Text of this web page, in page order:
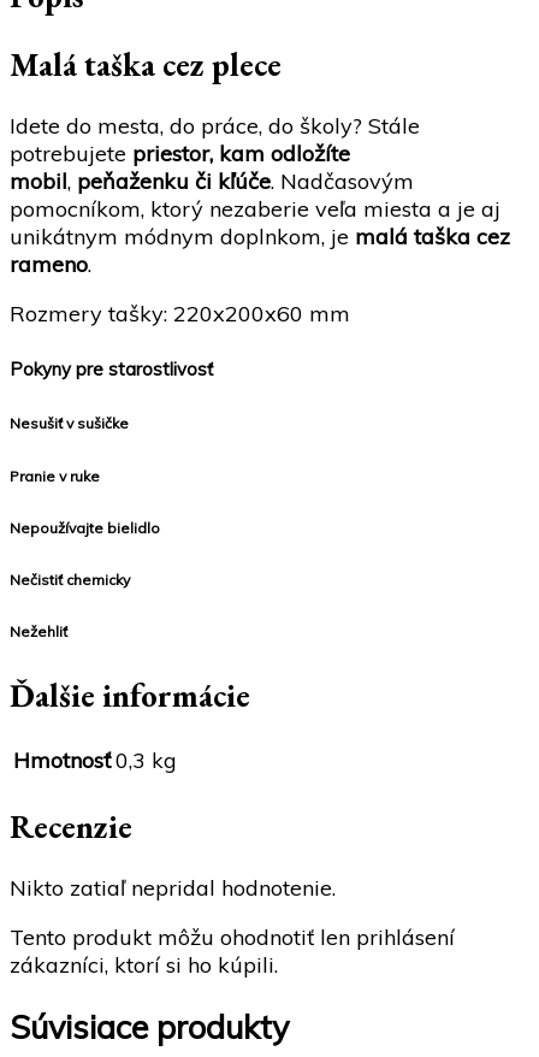
Malá taška cez plece
Idete do mesta, do práce, do školy? Stále
potrebujete priestor, kam odložíte
mobil, peňaženku či kľúče. Nadčasovým
pomocníkom, ktorý nezaberie veľa miesta a je aj
unikátnym módnym doplnkom, je malá taška cez
rameno.
Rozmery tašky: 220x200x60 mm
Pokyny pre starostlivosť
Nesušiť v sušičke
Pranie v ruke
Nepoužívajte bielidlo
Nečistiť chemicky
Nežehliť
Ďalšie informácie
Hmotnosť0,3 kg
Recenzie
Nikto zatiaľ nepridal hodnotenie.
Tento produkt môžu ohodnotiť len prihlásení
zákazníci, ktorí si ho kúpili.
Súvisiace produkty